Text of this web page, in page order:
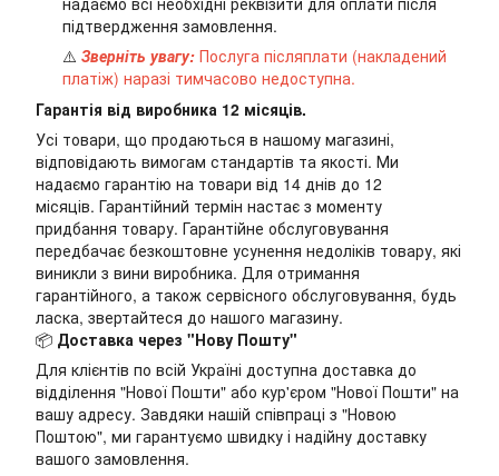
підтвердження замовлення.
⚠️ Зверніть увагу: Послуга післяплати (накладений
платіж) наразі тимчасово недоступна.
Гарантія від виробника 12 місяців.
Усі товари, що продаються в нашому магазині,
відповідають вимогам стандартів та якості. Ми
надаємо гарантію на товари від 14 днів до 12
місяців. Гарантійний термін настає з моменту
придбання товару. Гарантійне обслуговування
передбачає безкоштовне усунення недоліків товару, які
виникли з вини виробника. Для отримання
гарантійного, а також сервісного обслуговування, будь
ласка, звертайтеся до нашого магазину.
📦 Доставка через "Нову Пошту"
Для клієнтів по всій Україні доступна доставка до
відділення "Нової Пошти" або кур'єром "Нової Пошти" на
вашу адресу. Завдяки нашій співпраці з "Новою
Поштою", ми гарантуємо швидку і надійну доставку
вашого замовлення.